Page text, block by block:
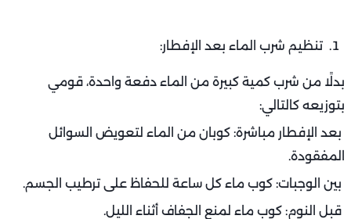
تنظيم شرب الماء بعد الإفطار:
بدلًا من شرب كمية كبيرة من الماء دفعة واحدة، قومي
بتوزيعه كالتالي:
بعد الإفطار مباشرة: كوبان من الماء لتعويض السوائل
المفقودة.
بين الوجبات: كوب ماء كل ساعة للحفاظ على ترطيب الجسم.
قبل النوم: كوب ماء لمنع الجفاف أثناء الليل.